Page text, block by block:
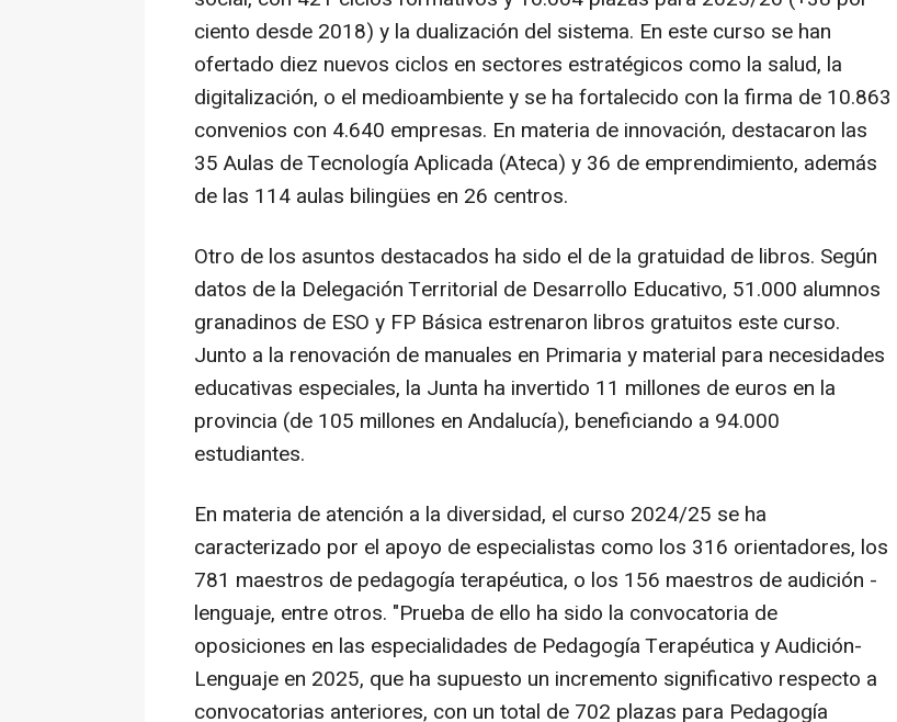
ciento desde 2018) y la dualización del sistema. En este curso se han
ofertado diez nuevos ciclos en sectores estratégicos como la salud, la
digitalización, o el medioambiente y se ha fortalecido con la firma de 10.863
convenios con 4.640 empresas. En materia de innovación, destacaron las
35 Aulas de Tecnología Aplicada (Ateca) y 36 de emprendimiento, además
de las 114 aulas bilingües en 26 centros.
Otro de los asuntos destacados ha sido el de la gratuidad de libros. Según
datos de la Delegación Territorial de Desarrollo Educativo, 51.000 alumnos
granadinos de ESO y FP Básica estrenaron libros gratuitos este curso.
Junto a la renovación de manuales en Primaria y material para necesidades
educativas especiales, la Junta ha invertido 11 millones de euros en la
provincia (de 105 millones en Andalucía), beneficiando a 94.000
estudiantes.
En materia de atención a la diversidad, el curso 2024/25 se ha
caracterizado por el apoyo de especialistas como los 316 orientadores, los
781 maestros de pedagogía terapéutica, o los 156 maestros de audición -
lenguaje, entre otros. "Prueba de ello ha sido la convocatoria de
oposiciones en las especialidades de Pedagogía Terapéutica y Audición-
Lenguaje en 2025, que ha supuesto un incremento significativo respecto a
convocatorias anteriores, con un total de 702 plazas para Pedagogía